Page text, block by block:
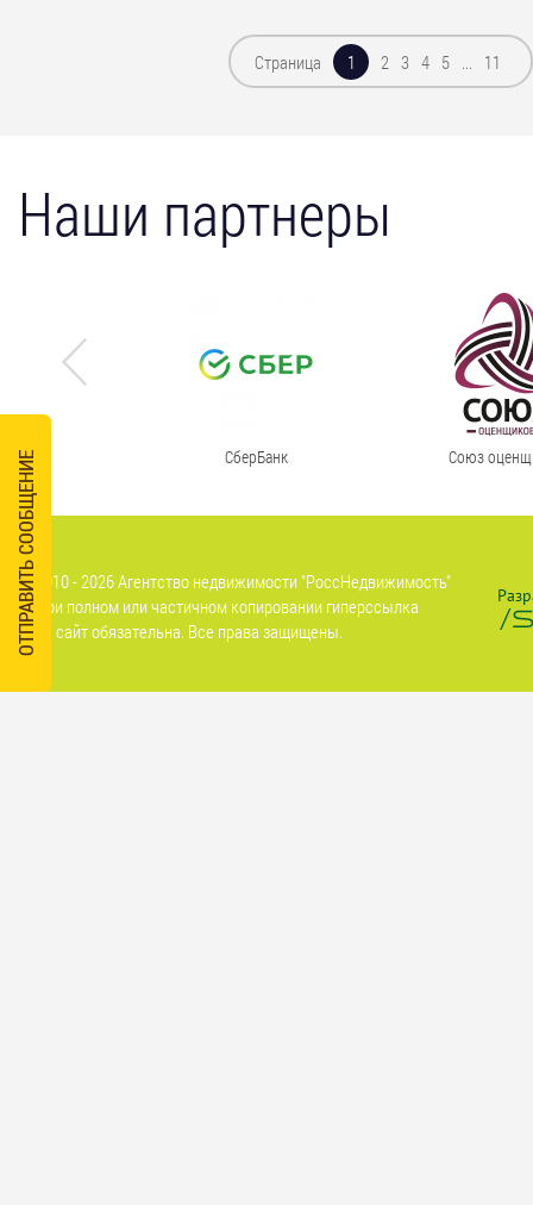
Страница 1 2 3 4 5 ... 11
Наши партнеры
СберБанк Союз
2010 - 2026 Агентство недвижимости "РоссНедвижимость"
При полном или частичном копировании гиперссылка
на сайт обязательна. Все права защищены.
ОТПРАВИТЬ СООБЩЕНИЕ